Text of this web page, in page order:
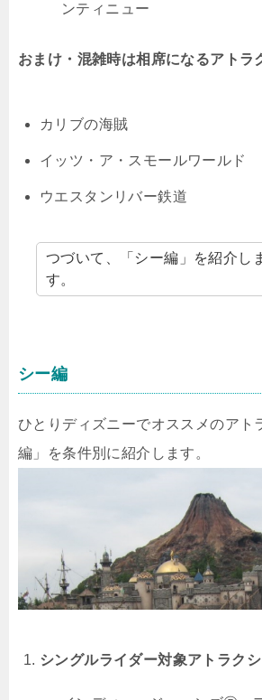
ンティニュー
おまけ・混雑時は相席になるアトラ
カリブの海賊
イッツ・ア・スモールワールド
ウエスタンリバー鉄道
つづいて、「シー編」を紹介し
す。
シー編
ひとりディズニーでオススメのアト
編」を条件別に紹介します。
シングルライダー対象アトラク